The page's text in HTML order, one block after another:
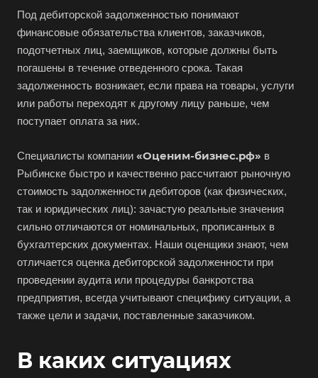
Под дебиторской задолженностью понимают
финансовые обязательства клиентов, заказчиков,
подотчетных лиц, заемщиков, которые должны быть
погашены в течение отведенного срока. Такая
задолженность возникает, если права на товары, услуги
или работы переходят к другому лицу раньше, чем
поступает оплата за них.
Специалисты компании «Оценим-бизнес.рф» в
Рыбинске быстро и качественно рассчитают рыночную
стоимость задолженности дебиторов (как физических,
так и юридических лиц): зачастую реальные значения
сильно отличаются от номинальных, прописанных в
бухгалтерских документах. Наши оценщики знают, чем
отличается оценка дебиторской задолженности при
проведении аудита или процедуры банкротства
предприятия, всегда учитывают специфику ситуации, а
также цели и задачи, поставленные заказчиком.
В каких ситуациях